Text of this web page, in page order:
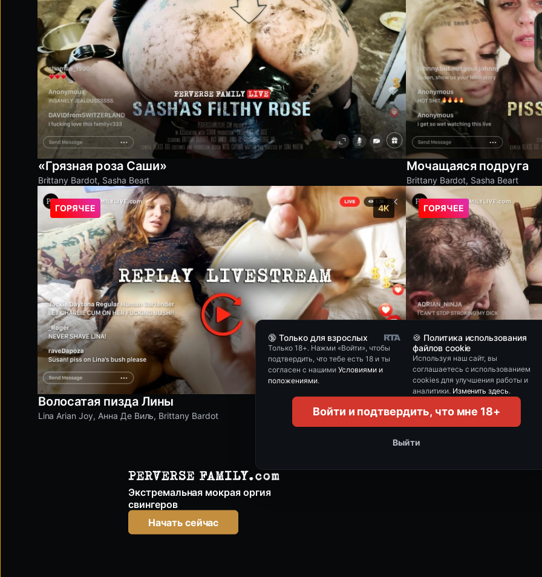
«Грязная роза Саши»
Brittany Bardot, Sasha Beart
Мочащаяся подруга
Brittany Bardot, Sasha Beart
Волосатая пизда Лины
Lina Arian Joy, Анна Де Виль, Brittany Bardot
ГОРЯЧЕЕ 4K
Мой грязный дом
Джордж Уль,Brittany Bardot
ГОРЯЧЕЕ
perversefamily.com
Экстремальная мокрая оргия
свингеров
Начать сейчас
🔞 Только для взрослых
Только 18+. Нажми «Войти», чтобы
подтвердить, что тебе есть 18 и ты
согласен с нашимиУсловиями и
положениями.
🍪 Политика использования
файлов cookie
Используя наш сайт, вы
соглашаетесь с использованием
cookies для улучшения работы и
аналитики. Изменить здесь.
Войти и подтвердить, что мне 18+
Выйти